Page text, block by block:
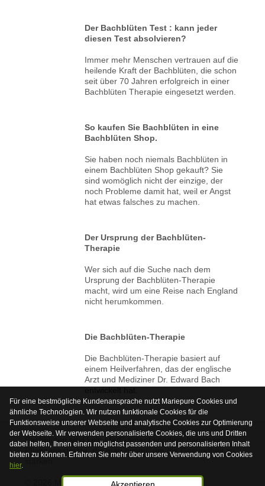
Der Bachblüten Test : kann jeder
diesen Test absolvieren?
Immer mehr Menschen vertrauen auf die
heilende Kraft der Bachblüten, die schon
seit über 70 Jahren erfolgreich in einer
Bachblüten Therapie eingesetzt werden.
So kaufen Sie Bachblüten in eine
Bachblüten Shop.
Sie haben noch niemals Bachblüten in
einem Bachblüten Shop gekauft? Sie
sind womöglich nicht der einzige, der
noch Probleme damit hat, weil er Angst
hat etwas falsches zu machen.
Der Ursprung der Bachblüten-
Therapie
Wer sich auf die Suche nach dem
Ursprung der Bachblüten-Therapie
macht, wird um eine Reise nach England
nicht herumkommen.
Die Bachblüten-Therapie
Die Bachblüten-Therapie basiert auf
einem Heilverfahren, das der englische
Arzt und Mediziner Dr. Edward Bach
entwickelt hat.
Bachblüten sind kein Medikament sondern harmlose
Pflanzenextrakte, die man nimmt, um die Gesundheit zu
© 2026 Mariepure - WebdesignPubli4u
Für eine bestmögliche Kundenansprache nutzt Mariepure Cookies und
ähnliche Technologien. Wir nutzen funktionale Cookies für die
Funktionsweise unserer Webseite und analytische Cookies zur Optimierung
der Webseite. Wir verwenden personalisierte Cookies, die uns und Dritten
dabei helfen, Ihnen einen möglichst passenden und personalisierten Inhalt
bieten zu können. Erfahren Sie mehr über unsere Verwendung von Cookies
hier.